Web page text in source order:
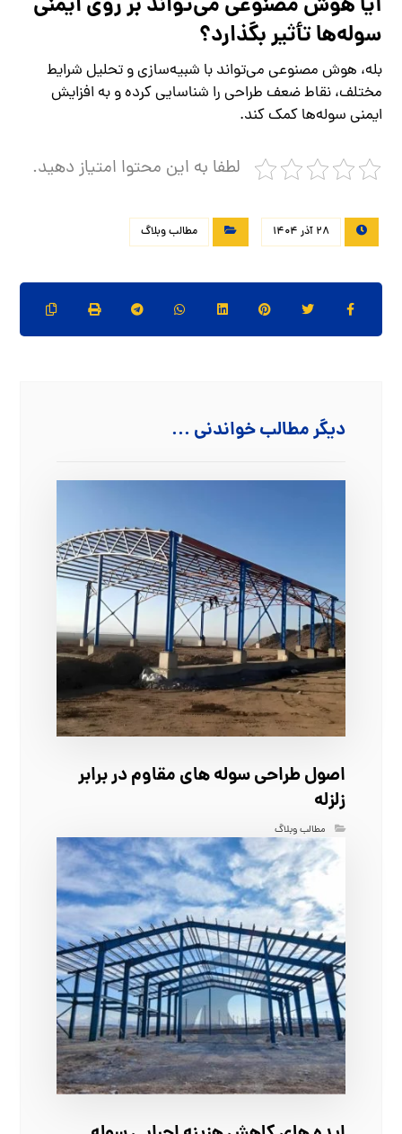
سوله‌ها تأثیر بگذارد؟
بله، هوش مصنوعی می‌تواند با شبیه‌سازی و تحلیل شرایط
مختلف، نقاط ضعف طراحی را شناسایی کرده و به افزایش
ایمنی سوله‌ها کمک کند.
لطفا به این محتوا امتیاز دهید.
28 آذر 1404 مطالب وبلاگ
دیگر مطالب خواندنی ...
اصول طراحی سوله‌ های مقاوم در برابر
زلزله
مطالب وبلاگ